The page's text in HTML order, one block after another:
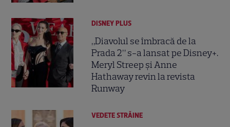
DISNEY PLUS
„Diavolul se îmbracă de la
Prada 2” s-a lansat pe Disney+.
Meryl Streep și Anne
Hathaway revin la revista
Runway
VEDETE STRĂINE